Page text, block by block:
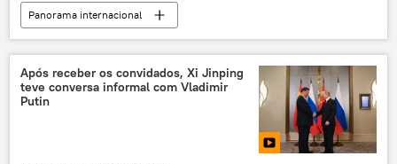
Panorama internacional
Oriente Médio e África
Mundo
Benjamin Netanyahu
Abu Obeida
Faixa de Gaza
Israel
Iêmen
Após receber os convidados, Xi Jinping
teve conversa informal com Vladimir
Putin